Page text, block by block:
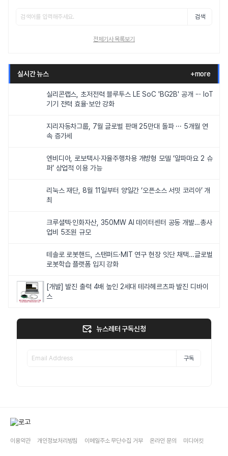
검색
전체기사 목록보기
실시간 뉴스 +more
실리콘랩스, 초저전력 블루투스 LE SoC 'BG2B' 공개 ··· IoT
기기 전력 효율·보안 강화
지리자동차그룹, 7월 글로벌 판매 25만대 돌파 ··· 5개월 연
속 증가세
엔비디아, 로보택시·자율주행차용 개방형 모델 ‘알파마요 2 슈
퍼’ 상업적 이용 가능
리눅스 재단, 8월 11일부터 양일간 ‘오픈소스 서밋 코리아’ 개
최
크루셜텍·인화자산, 350MW AI 데이터센터 공동 개발…총사
업비 5조원 규모
테솔로 로봇핸드, 스탠퍼드·MIT 연구 현장 잇단 채택…글로벌
로봇학습 플랫폼 입지 강화
[개발] 발진 출력 4배 높인 2세대 테라헤르츠파 발진 디바이
스
뉴스레터 구독신청
구독
이용약관 개인정보처리방침 이메일주소 무단수집 거부 온라인 문의 미디어킷